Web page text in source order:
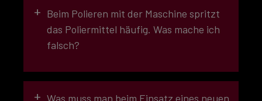
+ Beim Polieren mit der Maschine spritzt
das Poliermittel häufig. Was mache ich
falsch?
+ Was muss man beim Einsatz eines neuen